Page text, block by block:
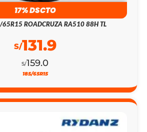
17% DSCTO
ROADCRUZA RA510 88H TL
S/159.0
S/131.9
185/65R15